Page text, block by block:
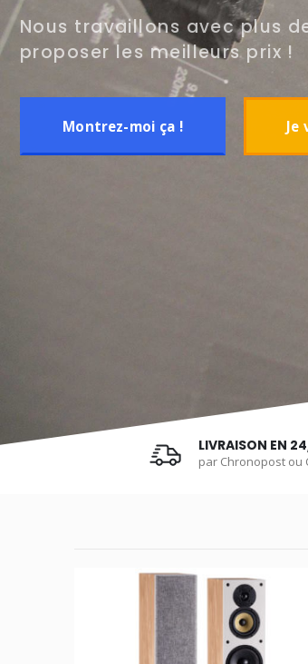
Nous travaillons avec plus
proposer les meilleurs prix !
Montrez-moi ça ! Je
LIVRAISON EN
par Chronopost ou